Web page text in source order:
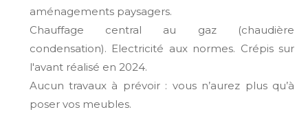
aménagements paysagers.
Chauffage central au gaz (chaudière
condensation). Electricité aux normes. Crépis sur
l'avant réalisé en 2024.
Aucun travaux à prévoir : vous n’aurez plus qu’à
poser vos meubles.